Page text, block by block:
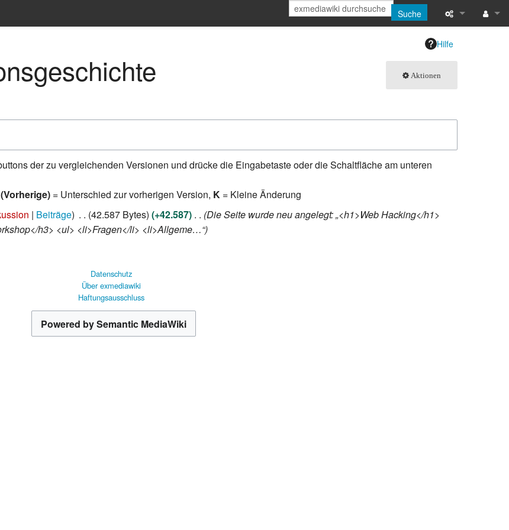
Suche
Spezialseiten
Hilfe
Aktionen
der zu vergleichenden Versionen und drücke die Eingabetaste oder die Schaltfläche am unteren
(Vorherige) = Unterschied zur vorherigen Version, K = Kleine Änderung
Beiträge 42.587 Bytes +42.587
Die Seite wurde neu angelegt: „<h1>Web Hacking</h1>
h3> <ul> <li>Fragen</li> <li>Allgeme…“
Datenschutz
Über exmediawiki
Haftungsausschluss
Powered by Semantic MediaWiki